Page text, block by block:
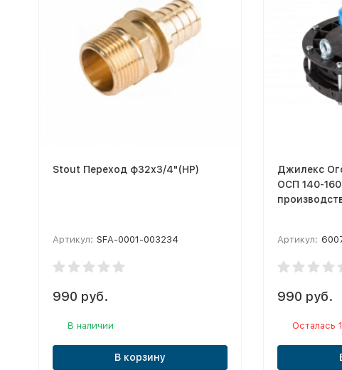
Stout Переход ф32х3/4"(НР)
Артикул: SFA-0001-003234
990 руб.
В наличии
В корзину
Джилекс
ОСП 140-
Артикул:
990 руб.
Осталась